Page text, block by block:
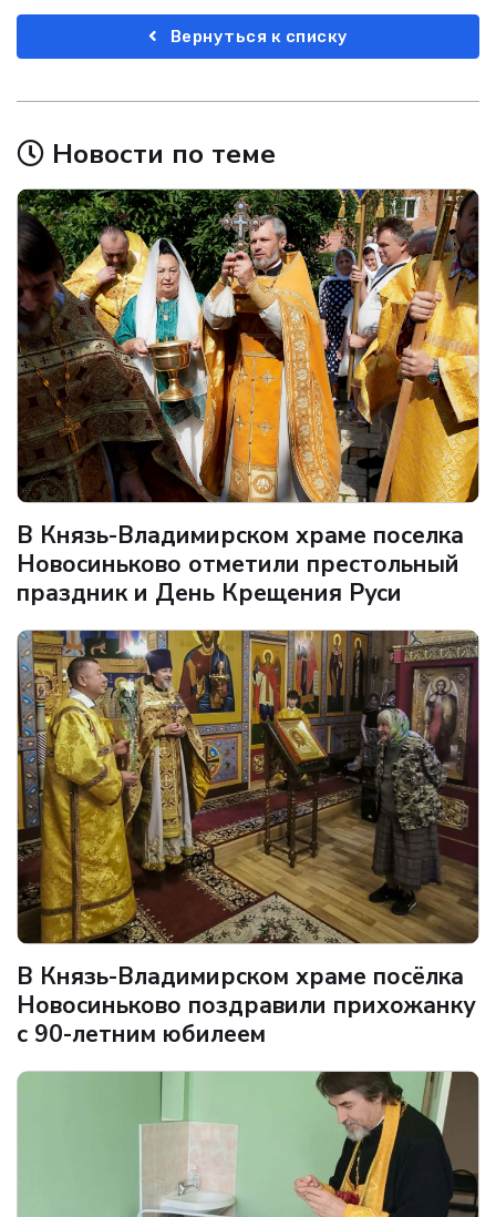
Вернуться к списку
Новости по теме
В Князь-Владимирском храме поселка
Новосиньково отметили престольный
праздник и День Крещения Руси
В Князь-Владимирском храме посёлка
Новосиньково поздравили прихожанку
с 90-летним юбилеем